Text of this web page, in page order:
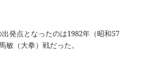
出発点となったのは1982年（昭和57
敏（大拳）戦だった。